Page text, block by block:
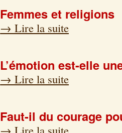
Femmes et religions
→ Lire la suite
L’émotion est-elle
→ Lire la suite
Faut-il du courage
→ Lire la suite